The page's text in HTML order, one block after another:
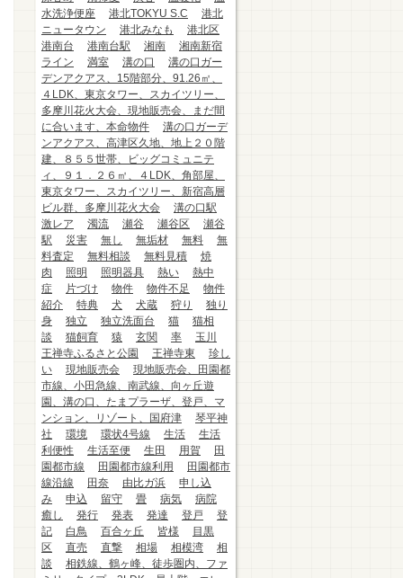
水洗浄便座
港北TOKYU S.C
港北
ニュータウン
港北みなも
港北区
港南台
港南台駅 湘南
湘南新宿
ライン
満室 溝の口
溝の口ガー
デンアクアス、15階部分、91.26㎡、
４LDK、東京タワー、スカイツリー、
多摩川花火大会、現地販売会、まだ間
に合います、本命物件
溝の口ガーデ
ンアクアス、高津区久地、地上２０階
建、８５５世帯、ビッグコミュニテ
ィ、９１．２６㎡、４LDK、角部屋、
東京タワー、スカイツリー、新宿高層
ビル群、多摩川花火大会
溝の口駅
激レア
濁流 瀬谷 瀬谷区
瀬谷
駅
災害 無し 無垢材 無料
無
料査定
無料相談 無料見積
焼
肉
照明 照明器具 熱い
熱中
症
片づけ 物件 物件不足
物件
紹介
特典 犬 犬蔵 狩り
独り
身
独立 独立洗面台 猫
猫相
談
猫飼育 猿 玄関 率
玉川
王禅寺ふるさと公園
王禅寺東
珍し
い
現地販売会
現地販売会、田園都
市線、小田急線、南武線、向ヶ丘遊
園、溝の口、たまプラーザ、登戸、マ
ンション、リゾート、国府津
琴平神
社
環境 環状4号線 生活
生活
利便性
生活至便 生田 用賀
田
園都市線
田園都市線利用
田園都市
線沿線
田奈 由比ガ浜
申し込
み
申込 留守 畳 病気
病院
癒し
発行 発表 発達 登戸
登
記
白鳥 百合ヶ丘 皆様
目黒
区
直売 直撃 相場 相模湾
相
談
相鉄線、鶴ヶ峰、徒歩圏内、ファ